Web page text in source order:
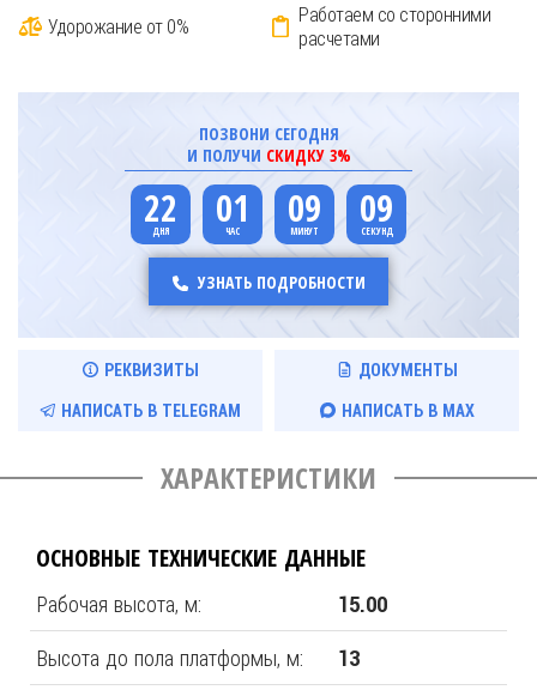
Удорожание от 0%
Работаем со сторонними
расчетами
ПОЗВОНИ СЕГОДНЯ
И ПОЛУЧИ СКИДКУ 3%
22 01 09 08
УЗНАТЬ ПОДРОБНОСТИ
РЕКВИЗИТЫ ДОКУМЕНТЫ
НАПИСАТЬ В TELEGRAM НАПИСАТЬ В MAX
ХАРАКТЕРИСТИКИ
ОСНОВНЫЕ ТЕХНИЧЕСКИЕ ДАННЫЕ
Рабочая высота, м: 15.00
Высота до пола платформы, м: 13